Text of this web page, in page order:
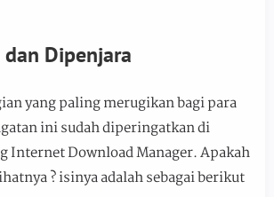
Dipenjara
yang paling merugikan bagi para
ini sudah diperingatkan di
Internet Download Manager. Apakah
? isinya adalah sebagai berikut